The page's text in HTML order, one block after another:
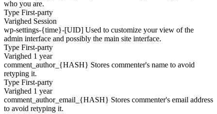
who you are.
Type First-party
Varighed Session
wp-settings-{time}-[UID] Used to customize your view of the
admin interface and possibly the main site interface.
Type First-party
Varighed 1 year
comment_author_{HASH} Stores commenter's name to avoid
retyping it.
Type First-party
Varighed 1 year
comment_author_email_{HASH} Stores commenter's email address
to avoid retyping it.